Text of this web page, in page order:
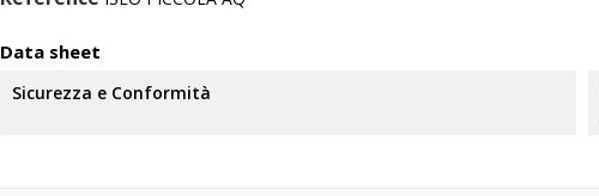
Data sheet
Sicurezza e Conformità